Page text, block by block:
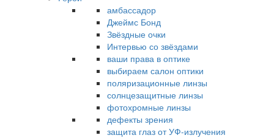
амбассадор
Джеймс Бонд
Звёздные очки
Интервью со звёздами
ваши права в оптике
выбираем салон оптики
поляризационные линзы
солнцезащитные линзы
фотохромные линзы
дефекты зрения
защита глаз от УФ-излучения